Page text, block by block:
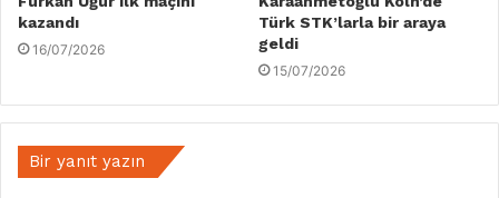
kazandı
16/07/2026
Türk STK’larla bir araya
geldi
15/07/2026
Bir yanıt yazın